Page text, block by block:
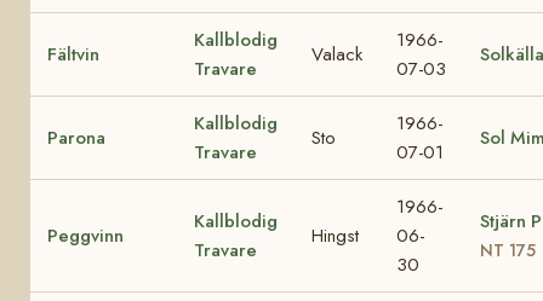
Fältvin
Kallblodig
Travare
Valack
1966-
07-03
Solkälla
Parona
Kallblodig
Travare
Sto
1966-
07-01
Sol
Peggvinn
Kallblodig
Travare
Hingst
1966-
06-
30
Stjärn
NT 175